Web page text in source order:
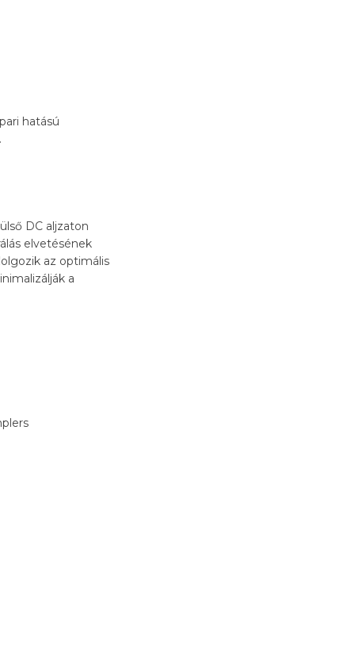
hatású
DC aljzaton
elvetésének
az optimális
a